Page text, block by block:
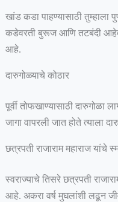
खांड कडा पाहण्यासाठी तुम्हाला
कडेवरती बुरूज आणि तटबंदी
आहे.
दारुगोळ्याचे कोठार
पूर्वी तोफखाण्यासाठी दारुगोळा
जागा वापरली जात होते त्याला
छत्रपती राजाराम महाराज यांचे
स्वराज्याचे तिसरे छत्रपती
आहे. अकरा वर्ष मुघलांशी लढून